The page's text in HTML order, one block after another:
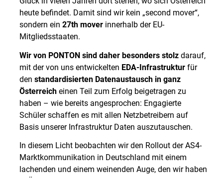
heute befindet. Damit sind wir kein „second mover“,
sondern ein 27th moverinnerhalb der EU-
Mitgliedsstaaten.
Wir von PONTON sind daher besonders stolzdarauf,
mit der von uns entwickelten EDA-Infrastrukturfür
den standardisierten Datenaustausch in ganz
Österreicheinen Teil zum Erfolg beigetragen zu
haben – wie bereits angesprochen: Engagierte
Schüler schaffen es mit allen Netzbetreibern auf
Basis unserer Infrastruktur Daten auszutauschen.
In diesem Licht beobachten wir den Rollout der AS4-
Marktkommunikation in Deutschland mit einem
lachenden und einem weinenden Auge, den wir haben